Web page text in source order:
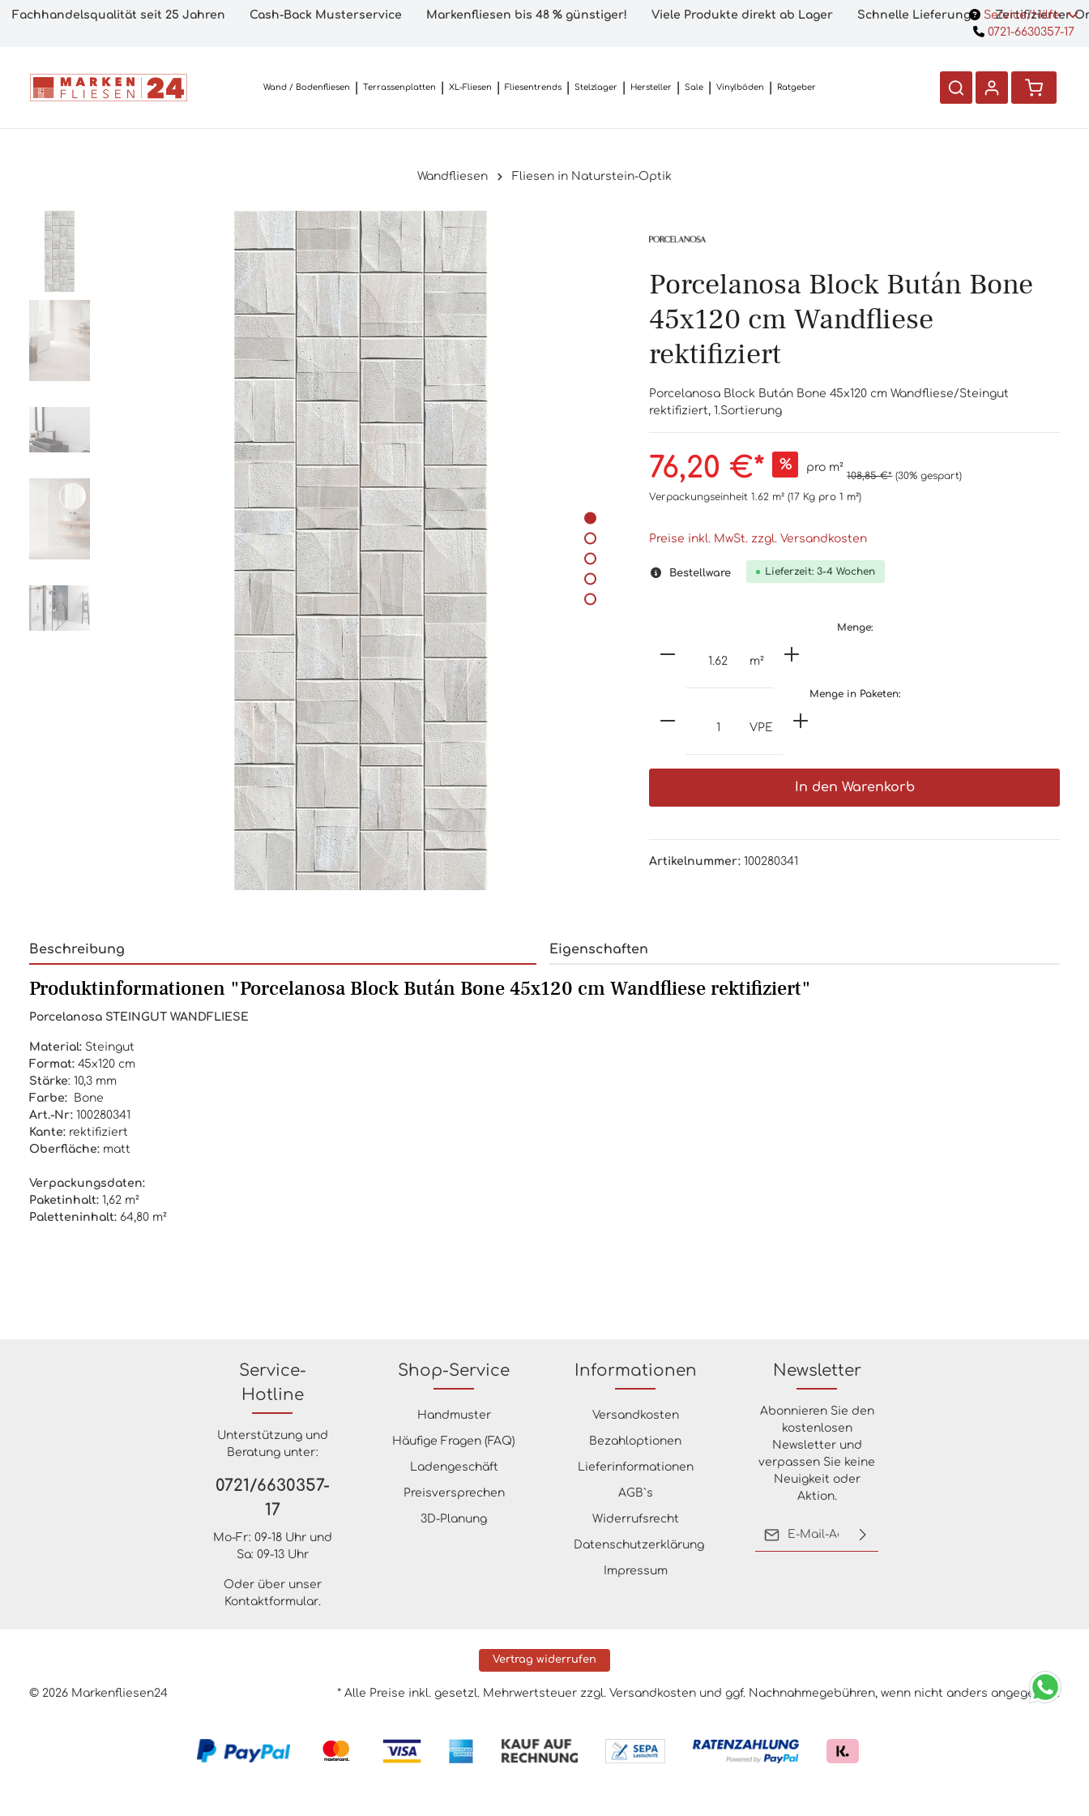
Fachhandelsqualität seit 25 Jahren Cash-Back Musterservice Markenfliesen bis 48 % günstiger! Viele Produkte direkt ab Lager Schnelle Lieferung Zertifizierter
Service/Hilfe
0721-6630357-17
Wand / Bodenfliesen Terrassenplatten XL-Fliesen Fliesentrends Stelzlager Hersteller Sale Vinylböden Ratgeber
Wandfliesen Fliesen in Naturstein-Optik
Porcelanosa Block Bután Bone
45x120 cm Wandfliese
rektifiziert
Porcelanosa Block Bután Bone 45x120 cm Wandfliese/Steingut
rektifiziert, 1.Sortierung
76,20 €* % pro m²
108,85 €* (30% gespart)
Verpackungseinheit 1.62 m²(17 Kg pro 1 m²)
Preise inkl. MwSt. zzgl. Versandkosten
Bestellware Lieferzeit: 3-4 Wochen
Menge:
m²
Menge in Paketen:
VPE
In den Warenkorb
Artikelnummer:100280341
Beschreibung Eigenschaften
Produktinformationen "Porcelanosa Block Bután Bone 45x120 cm Wandfliese rektifiziert"
Porcelanosa STEINGUT WANDFLIESE
Material: Steingut
Format: 45x120 cm
Stärke: 10,3 mm
Farbe:
Bone
Art.-Nr: 100280341
Kante: rektifiziert
Oberfläche: matt
Verpackungsdaten:
Paketinhalt: 1,62 m²
Paletteninhalt: 64,80 m²
Newsletter
Abonnieren Sie den
kostenlosen
Newsletter und
verpassen Sie keine
Neuigkeit oder
Aktion.
Service-
Hotline
Unterstützung und
Beratung unter:
0721/6630357-
17
Mo-Fr: 09-18 Uhr und
Sa: 09-13 Uhr
Oder über unser
Kontaktformular.
Shop-Service
Handmuster
Häufige Fragen (FAQ)
Ladengeschäft
Preisversprechen
3D-Planung
Informationen
Versandkosten
Bezahloptionen
Lieferinformationen
AGB`s
Widerrufsrecht
Datenschutzerklärung
Impressum
Vertrag widerrufen
© 2026 Markenfliesen24 * Alle Preise inkl. gesetzl. Mehrwertsteuer zzgl. Versandkosten und ggf. Nachnahmegebühren, wenn nicht anders angegeben.